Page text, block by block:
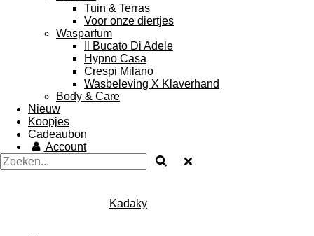
Tuin & Terras
Voor onze diertjes
Wasparfum
Il Bucato Di Adele
Hypno Casa
Crespi Milano
Wasbeleving X Klaverhand
Body & Care
Nieuw
Koopjes
Cadeaubon
Account
Kadaky